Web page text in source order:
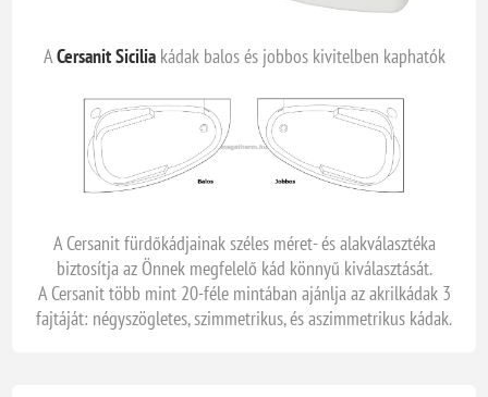
ACersanit Siciliakádak balos és jobbos kivitelben kaphatók
A Cersanit fürdőkádjainak széles méret- és alakválasztéka
biztosítja az Önnek megfelelő kád könnyű kiválasztását.
A Cersanit több mint 20-féle mintában ajánlja az akrilkádak 3
fajtáját: négyszögletes, szimmetrikus, és aszimmetrikus kádak.